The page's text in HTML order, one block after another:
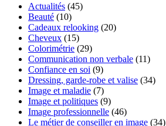
Actualités (45)
Beauté (10)
Cadeaux relooking (20)
Cheveux (15)
Colorimétrie (29)
Communication non verbale (11)
Confiance en soi (9)
Dressing, garde-robe et valise (34)
Image et maladie (7)
Image et politiques (9)
Image professionnelle (46)
Le métier de conseiller en image (34)